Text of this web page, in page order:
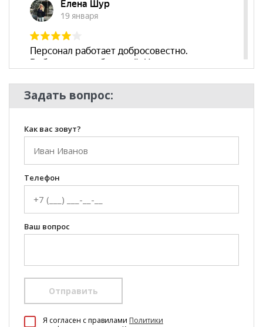
Задать вопрос:
Как вас зовут?
Телефон
Ваш вопрос
Отправить
Я согласен c правилами Политики